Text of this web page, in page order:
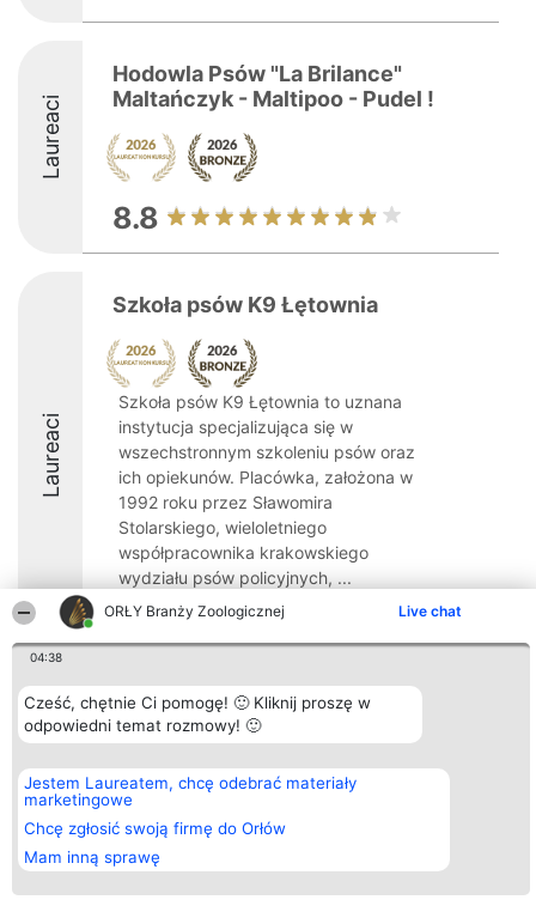
ORŁY Branży Zoologicznej Live chat
04:38
Cześć, chętnie Ci pomogę! 🙂 Kliknij proszę w
odpowiedni temat rozmowy! 🙂
Jestem Laureatem, chcę odebrać materiały
marketingowe
Chcę zgłosić swoją firmę do Orłów
Mam inną sprawę
Laureaci
Hodowla Psów "La Brilance"
Maltańczyk - Maltipoo - Pudel !
8.8
Laureaci
Szkoła psów K9 Łętownia
Szkoła psów K9 Łętownia to uznana
instytucja specjalizująca się w
wszechstronnym szkoleniu psów oraz
ich opiekunów. Placówka, założona w
1992 roku przez Sławomira
Stolarskiego, wieloletniego
współpracownika krakowskiego
wydziału psów policyjnych, ...
8.8
Organizator plebiscytu
Bright Side Solutions sp. z o.
o. sp. k.
Wrocław 50-079
KRS 0000749100 | Regon
381313360 | NIP 8943132676
+48 508 492 400
Plebiscyt
Laureaci
Lista
Laureatów
Polityka
Kontakt